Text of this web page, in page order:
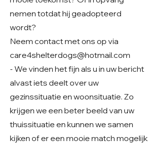
nemen totdat hij geadopteerd
wordt?
Neem contact met ons op via
care4shelterdogs@hotmail.com
- We vinden het fijn als u in uw bericht
alvast iets deelt over uw
gezinssituatie en woonsituatie. Zo
krijgen we een beter beeld van uw
thuissituatie en kunnen we samen
kijken of er een mooie match mogelijk